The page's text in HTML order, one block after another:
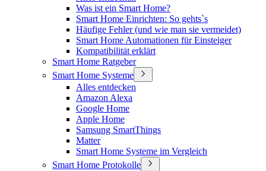
Was ist ein Smart Home?
Smart Home Einrichten: So gehts`s
Häufige Fehler (und wie man sie vermeidet)
Smart Home Automationen für Einsteiger
Kompatibilität erklärt
Smart Home Ratgeber
Smart Home Systeme
Alles entdecken
Amazon Alexa
Google Home
Apple Home
Samsung SmartThings
Matter
Smart Home Systeme im Vergleich
Smart Home Protokolle